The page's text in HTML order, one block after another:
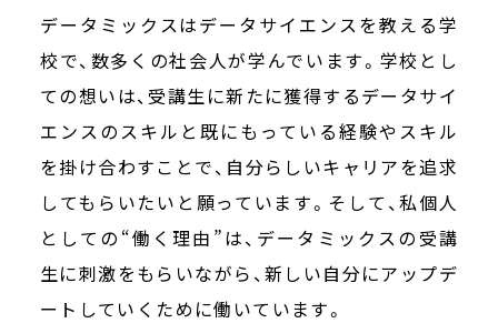
データミックスはデータサイエンスを教える学
校で、数多くの社会人が学んでいます。学校とし
ての想いは、受講生に新たに獲得するデータサイ
エンスのスキルと既にもっている経験やスキル
を掛け合わすことで、自分らしいキャリアを追求
してもらいたいと願っています。そして、私個人
としての“働く理由”は、データミックスの受講
生に刺激をもらいながら、新しい自分にアップデ
ートしていくために働いています。